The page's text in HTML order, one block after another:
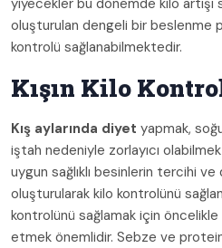
yiyecekler bu dönemde kilo artışı
oluşturulan dengeli bir beslenme
kontrolü sağlanabilmektedir.
Kışın Kilo
Kış aylarında diyet yapmak,
iştah nedeniyle zorlayıcı
uygun sağlıklı besinlerin tercihi
oluşturularak kilo kontrolünü
kontrolünü sağlamak için
etmek önemlidir. Sebze ve